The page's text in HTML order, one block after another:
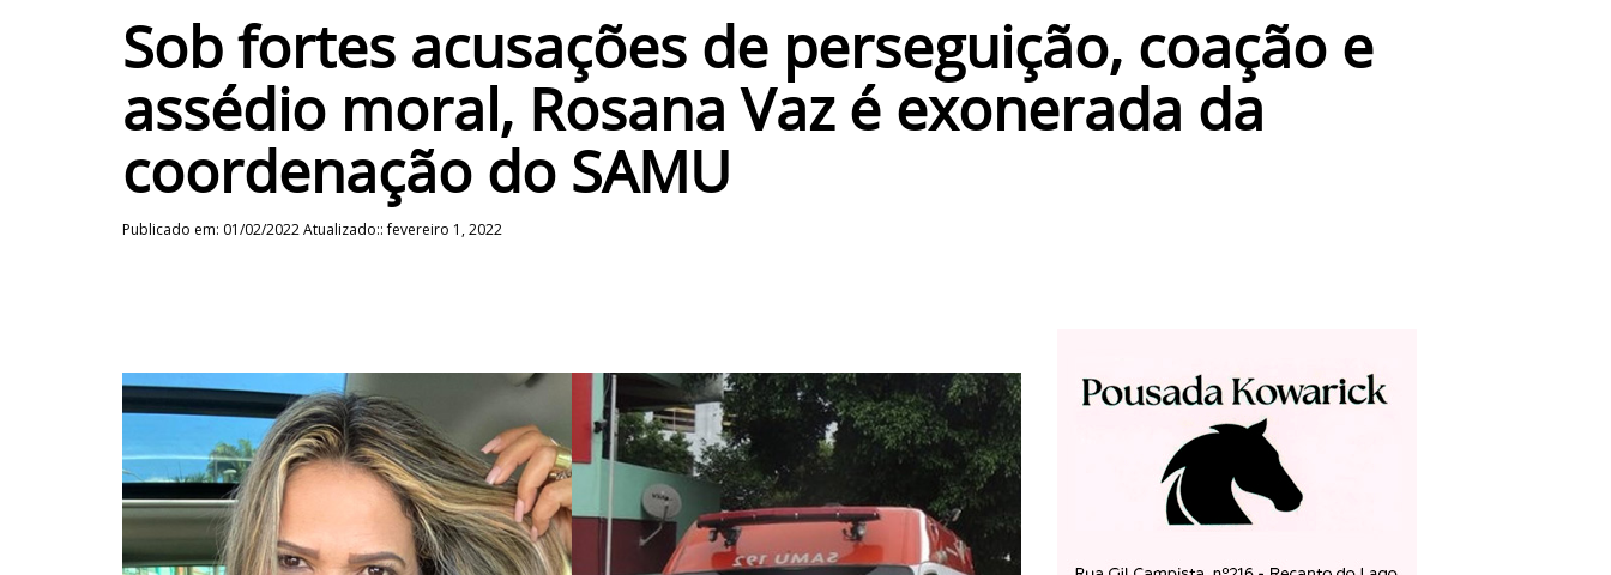
Sob fortes acusações de perseguição, coação e
assédio moral, Rosana Vaz é exonerada da
coordenação do SAMU
Publicado em: 01/02/2022 Atualizado:: fevereiro 1, 2022